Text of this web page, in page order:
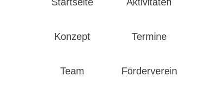
Konzept Termine
Team Förderverein